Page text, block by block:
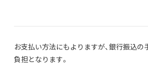
お支払い方法にもよりますが、銀行振込
負担となります。